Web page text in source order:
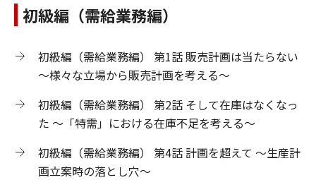
初級編（需給業務編）
初級編（需給業務編） 第1話 販売計画は当たらない
～様々な立場から販売計画を考える～
初級編（需給業務編） 第2話 そして在庫はなくなっ
た ～「特需」における在庫不足を考える～
初級編（需給業務編） 第4話 計画を超えて ～生産計
画立案時の落とし穴～